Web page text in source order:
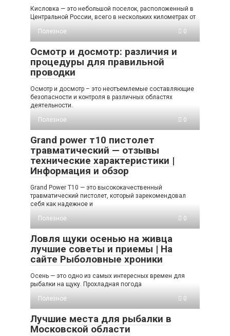
Кисловка — это небольшой поселок, расположенный в
Центральной России, всего в нескольких километрах от
Полезное
0
Осмотр и досмотр: различия и
процедуры для правильной
проводки
Осмотр и досмотр – это неотъемлемые составляющие
безопасности и контроля в различных областях
деятельности.
Полезное
0
Grand power т10 пистолет
травматический — отзывы
технические характеристики |
Информация и обзор
Grand Power T10 — это высококачественный
травматический пистолет, который зарекомендовал
себя как надежное и
Полезное
0
Ловля щуки осенью на живца
лучшие советы и приемы | На
сайте Рыболовные хроники
Осень — это одно из самых интересных времен для
рыбалки на щуку. Прохладная погода
Полезное
0
Лучшие места для рыбалки в
Московской области